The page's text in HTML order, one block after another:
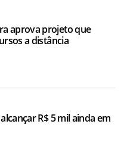
aprova projeto que
a distância
R$ 5 mil ainda em